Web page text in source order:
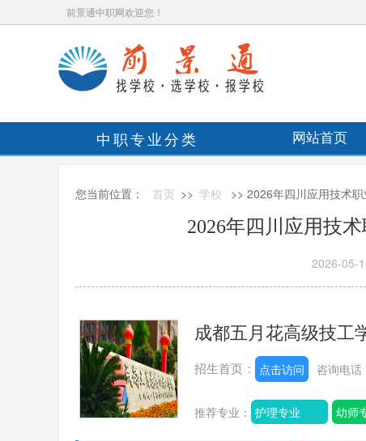
前景通中职网欢迎您！
中职专业分类 网站首页
您当前位置： 首页 >> 学校 >> 2026年四川应用技术
2026年四川应用技
2026-05-
成都五月花高级技工
招生首页： 点击访问 咨询电话
推荐专业： 护理专业 幼师